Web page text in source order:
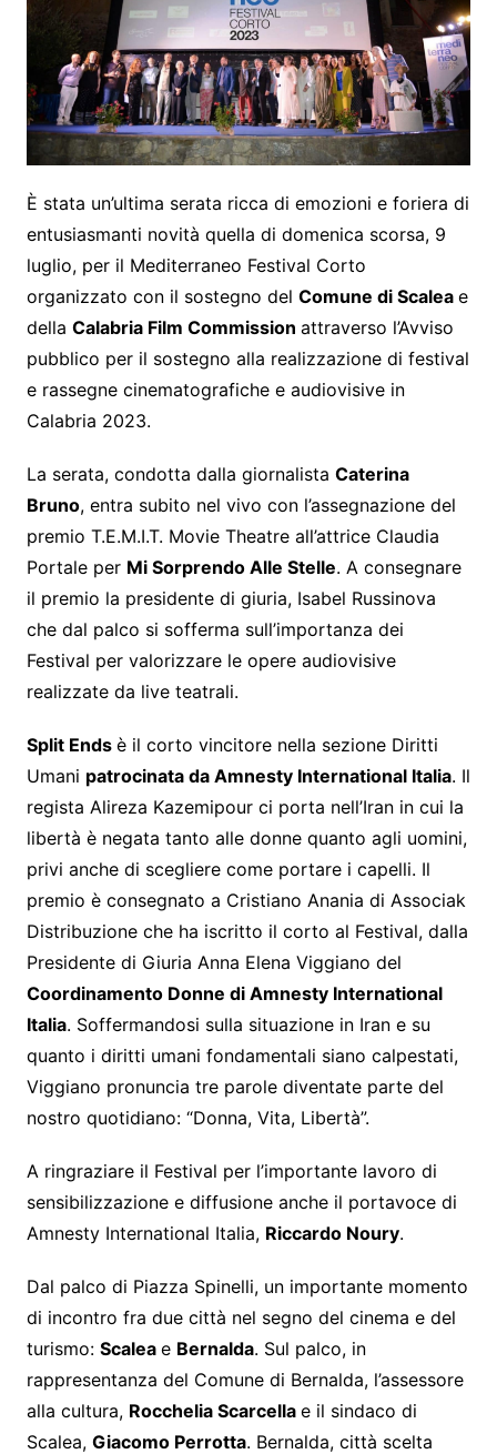
È stata un’ultima serata ricca di emozioni e foriera di
entusiasmanti novità quella di domenica scorsa, 9
luglio, per il Mediterraneo Festival Corto
organizzato con il sostegno del Comune di Scalea e
della Calabria Film Commission attraverso l’Avviso
pubblico per il sostegno alla realizzazione di festival
e rassegne cinematografiche e audiovisive in
Calabria 2023.
La serata, condotta dalla giornalista Caterina
Bruno, entra subito nel vivo con l’assegnazione del
premio T.E.M.I.T. Movie Theatre all’attrice Claudia
Portale per Mi Sorprendo Alle Stelle. A consegnare
il premio la presidente di giuria, Isabel Russinova
che dal palco si sofferma sull’importanza dei
Festival per valorizzare le opere audiovisive
realizzate da live teatrali.
Split Ends è il corto vincitore nella sezione Diritti
Umani patrocinata da Amnesty International Italia. Il
regista Alireza Kazemipour ci porta nell’Iran in cui la
libertà è negata tanto alle donne quanto agli uomini,
privi anche di scegliere come portare i capelli. Il
premio è consegnato a Cristiano Anania di Associak
Distribuzione che ha iscritto il corto al Festival, dalla
Presidente di Giuria Anna Elena Viggiano del
Coordinamento Donne di Amnesty International
Italia. Soffermandosi sulla situazione in Iran e su
quanto i diritti umani fondamentali siano calpestati,
Viggiano pronuncia tre parole diventate parte del
nostro quotidiano: “Donna, Vita, Libertà”.
A ringraziare il Festival per l’importante lavoro di
sensibilizzazione e diffusione anche il portavoce di
Amnesty International Italia, Riccardo Noury.
Dal palco di Piazza Spinelli, un importante momento
di incontro fra due città nel segno del cinema e del
turismo: Scalea e Bernalda. Sul palco, in
rappresentanza del Comune di Bernalda, l’assessore
alla cultura, Rocchelia Scarcella e il sindaco di
Scalea, Giacomo Perrotta. Bernalda, città scelta